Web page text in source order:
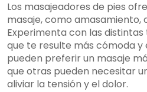
Los masajeadores de pies
masaje, como amasamiento,
Experimenta con las
que te resulte más cómoda y
pueden preferir un masaje
que otras pueden necesitar
aliviar la tensión y el dolor.